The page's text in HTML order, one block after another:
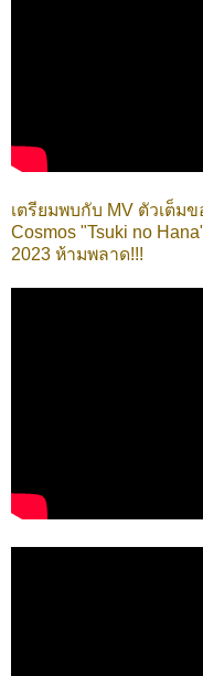
เตรียมพบกับ MV ตัวเต็ม
Cosmos "Tsuki no
2023 ห้ามพลาด!!!